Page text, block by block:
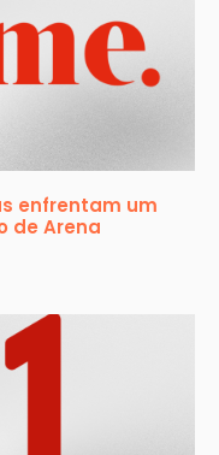
enfrentam um
de Arena